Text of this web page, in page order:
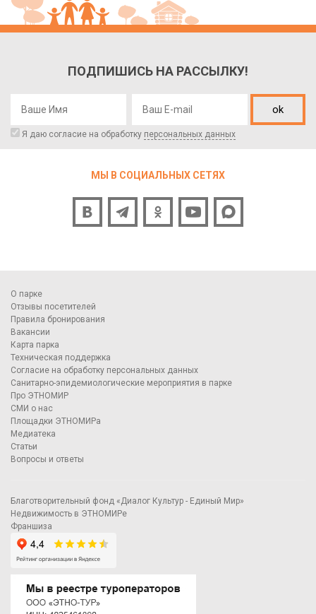
ПОДПИШИСЬ НА РАССЫЛКУ!
ok
Я даю согласие на обработку персональных данных
МЫ В СОЦИАЛЬНЫХ СЕТЯХ
О парке
Отзывы посетителей
Правила бронирования
Вакансии
Карта парка
Техническая поддержка
Согласие на обработку персональных данных
Санитарно-эпидемиологические мероприятия в парке
Про ЭТНОМИР
СМИ о нас
Площадки ЭТНОМИРа
Медиатека
Статьи
Вопросы и ответы
Благотворительный фонд «Диалог Культур - Единый Мир»
Недвижимость в ЭТНОМИРе
Франшиза